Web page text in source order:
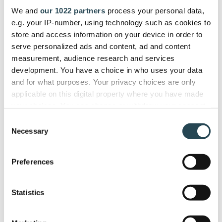
We and our 1022 partners process your personal data,
e.g. your IP-number, using technology such as cookies to
store and access information on your device in order to
serve personalized ads and content, ad and content
measurement, audience research and services
development. You have a choice in who uses your data
and for what purposes. Your privacy choices are only
applicable on this digital property where you have made
the Privacy trigger icon.
Collect information about your geographical
meters
Identify your device by actively scanning it for
Selection
Necessary
Preferences
Statistics
gewinnen Sie selbst alle
gewünschten Erkenntnisse.